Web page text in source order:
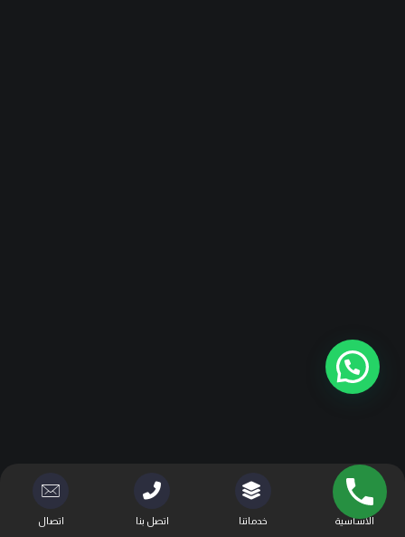
الأساسية خدماتنا اتصل بنا اتصال